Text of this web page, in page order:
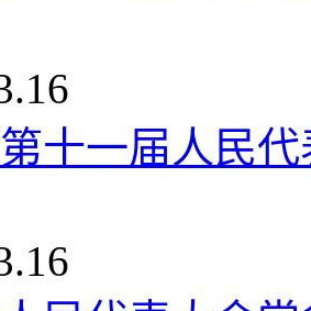
十一届人民